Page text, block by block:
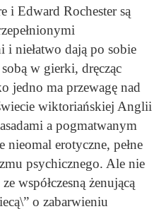
i Edward Rochester są
i niełatwo dają po sobie
w gierki, dręcząc
jedno ma przewagę nad
wiktoriańskiej Anglii
a pogmatwanym
nieomal erotyczne, pełne
psychicznego. Ale nie
współczesną żenującą
o zabarwieniu